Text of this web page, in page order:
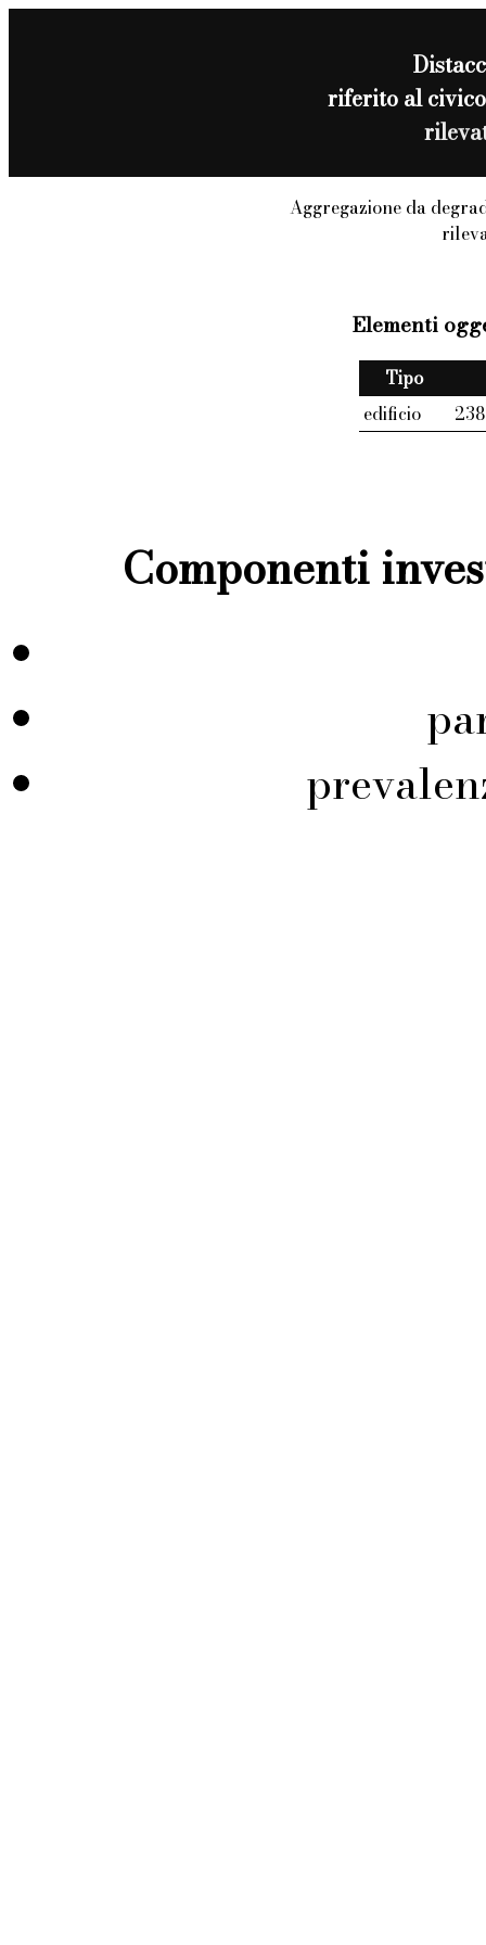
riferito al civico
Aggregazione da
Elementi
Tipo
edificio
Componenti